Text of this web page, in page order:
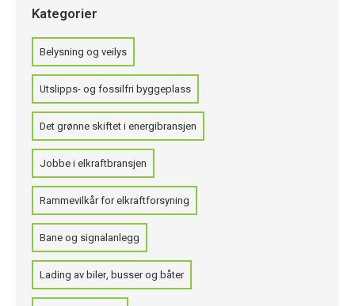
Kategorier
Belysning og veilys
Utslipps- og fossilfri byggeplass
Det grønne skiftet i energibransjen
Jobbe i elkraftbransjen
Rammevilkår for elkraftforsyning
Bane og signalanlegg
Lading av biler, busser og båter